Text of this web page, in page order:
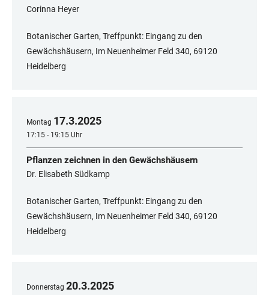
Corinna Heyer
Botanischer Garten, Treffpunkt: Eingang zu den
Gewächshäusern, Im Neuenheimer Feld 340, 69120
Heidelberg
Montag 17.3.2025
17:15 - 19:15 Uhr
Pflanzen zeichnen in den Gewächshäusern
Dr. Elisabeth Südkamp
Botanischer Garten, Treffpunkt: Eingang zu den
Gewächshäusern, Im Neuenheimer Feld 340, 69120
Heidelberg
Donnerstag 20.3.2025